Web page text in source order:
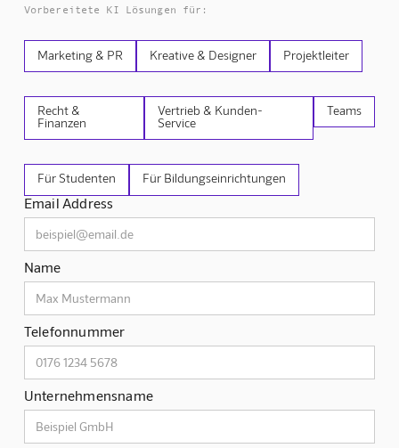
Vorbereitete KI Lösungen für:
Marketing & PR Kreative & Designer Projektleiter
Recht &
Finanzen
Vertrieb & Kunden-
Service
Teams
Für Studenten Für Bildungseinrichtungen
Email Address
Name
Telefonnummer
Unternehmensname